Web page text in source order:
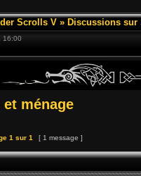
Scrolls V » Discussions sur
16:00
et ménage
1 sur 1 [ 1 message ]